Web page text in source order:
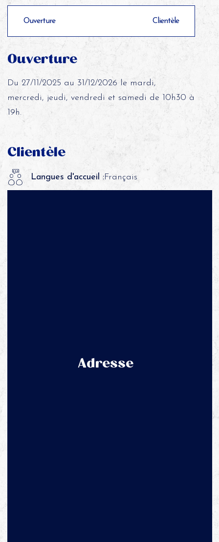
Ouverture Clientèle
Ouverture
Du 27/11/2025 au 31/12/2026 le mardi,
mercredi, jeudi, vendredi et samedi de 10h30 à
19h.
Clientèle
Langues d'accueil :Français
Adresse